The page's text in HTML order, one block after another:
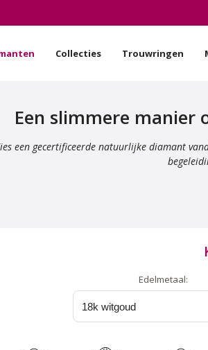
Collecties Trouwringen
Een slimmere
een gecertificeerde natuurlijke diamant
Edelmetaal: